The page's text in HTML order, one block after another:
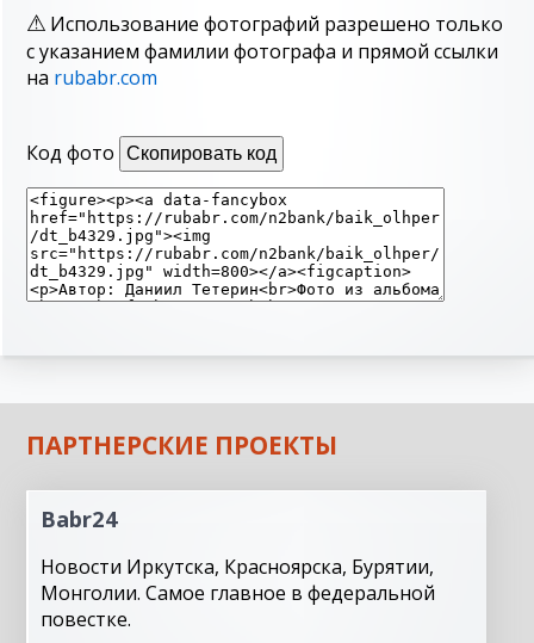
Использование фотографий разрешено только
с указанием фамилии фотографа и прямой ссылки
на rubabr.com
Код фото Скопировать код
ПАРТНЕРСКИЕ ПРОЕКТЫ
Babr24
Новости Иркутска, Красноярска, Бурятии,
Монголии. Самое главное в федеральной
повестке.